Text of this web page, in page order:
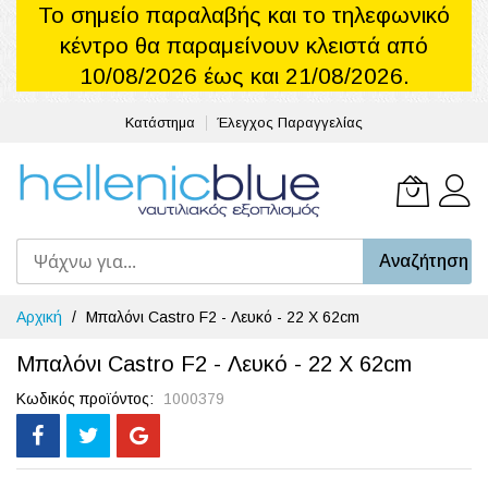
Το σημείο παραλαβής και το τηλεφωνικό
κέντρο θα παραμείνουν κλειστά από
10/08/2026 έως και 21/08/2026.
Κατάστημα Έλεγχος Παραγγελίας
Το
Αναζήτηση
Μετάβαση
στο
περιεχόμενο
Αρχική Μπαλόνι Castro F2 - Λευκό - 22 X 62cm
Μπαλόνι Castro F2 - Λευκό - 22 X 62cm
Κωδικός προϊόντος 1000379